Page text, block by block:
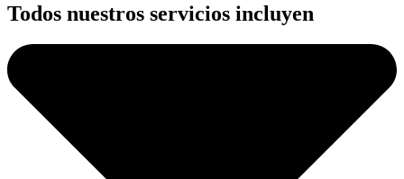
Todos nuestros servicios incluyen